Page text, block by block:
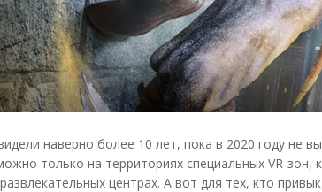
наверно более 10 лет, пока в 2020 году не
только на территориях специальных VR-зон,
центрах. А вот для тех, кто